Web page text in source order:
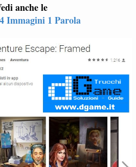
anche le
Immagini 1 Parola